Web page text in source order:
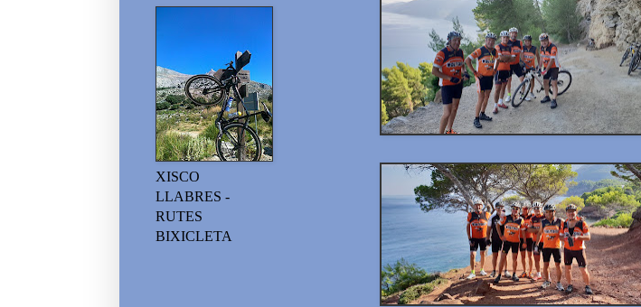
XISCO
LLABRES -
RUTES
BIXICLETA